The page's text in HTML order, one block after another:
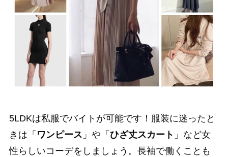
5LDKは私服でバイトが可能です！服装に迷ったと
きは「 ワンピース 」や「 ひざ丈スカート 」など女
性らしいコーデをしましょう。長袖で働くことも